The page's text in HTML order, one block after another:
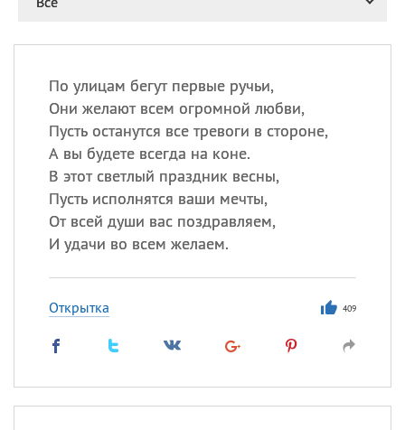
По улицам бегут первые ручьи,
Они желают всем огромной любви,
Пусть останутся все тревоги в стороне,
А вы будете всегда на коне.
В этот светлый праздник весны,
Пусть исполнятся ваши мечты,
От всей души вас поздравляем,
И удачи во всем желаем.
Открытка 409
11.08 День полета на
11.08 День Святой Клары —
покровительницы
телевидения
Сегодня празднуют именины
Герман,Иван,Клим,Еще